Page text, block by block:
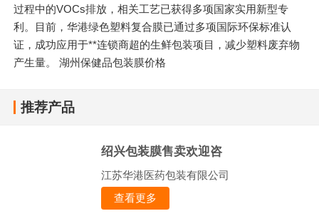
过程中的VOCs排放，相关工艺已获得多项国家实用新型专
利。目前，华港绿色塑料复合膜已通过多项国际环保标准认
证，成功应用于**连锁商超的生鲜包装项目，减少塑料废弃物
产生量。 湖州保健品包装膜价格
推荐产品
绍兴包装膜售卖欢迎咨
江苏华港医药包装有限公司
查看更多